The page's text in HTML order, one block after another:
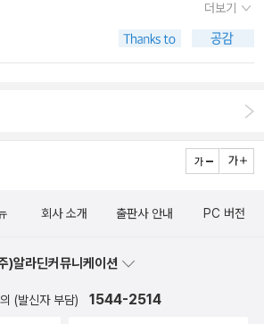
백만장자를
가 돼라 http://news.mk.co.kr/newsRead.
newsRead.php?year=20
더보기
회사 소개 출판사 안내 PC 버전
)알라딘커뮤니케이션
(발신자 부담) 1544-2514